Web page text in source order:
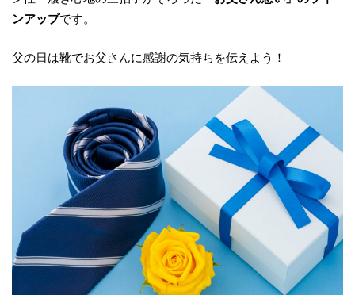
ンアップです。
父の日は靴でお父さんに感謝の気持ちを伝えよう！